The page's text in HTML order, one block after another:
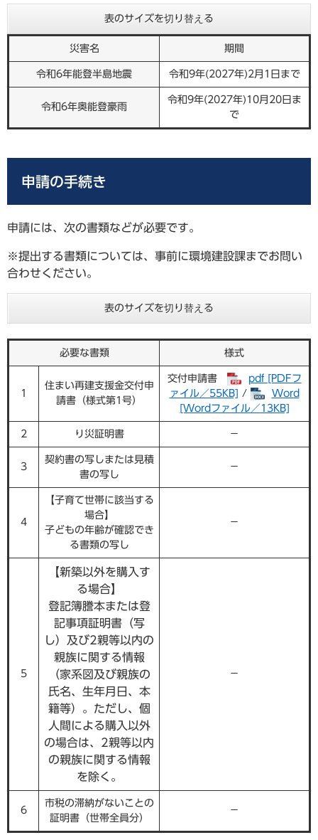
表のサイズを切り替える
災害名 期間
令和6年能登半島地震 令和9年(2027年)2月1日まで
令和6年奥能登豪雨
令和9年(2027年)10月20日ま
で
申請の手続き
申請には、次の書類などが必要です。
※提出する書類については、事前に環境建設課までお問い
合わせください。
表のサイズを切り替える
必要な書類 様式
1
住まい再建支援金交付申
請書（様式第1号）
交付申請書
pdf [PDFフ
ァイル／55KB] /
Word
[Wordファイル／13KB]
2 り災証明書 －
3
契約書の写しまたは見積
書の写し
－
4
【子育て世帯に該当する
場合】
子どもの年齢が確認でき
る書類の写し
－
5
【新築以外を購入す
る場合】
登記簿謄本または登
記事項証明書（写
し）及び2親等以内の
親族に関する情報
（家系図及び親族の
氏名、生年月日、本
籍等）。ただし、個
人間による購入以外
の場合は、2親等以内
の親族に関する情報
を除く。
－
6
市税の滞納がないことの
証明書（世帯全員分）
－